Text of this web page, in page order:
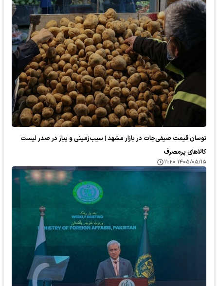
نوسان قیمت صیفی‌جات در بازار مشهد | سیب‌زمینی و پیاز در صدر لیست
کالا‌های پرمصرف
۱۴۰۵/۰۵/۱۵ ۱۱:۲۰